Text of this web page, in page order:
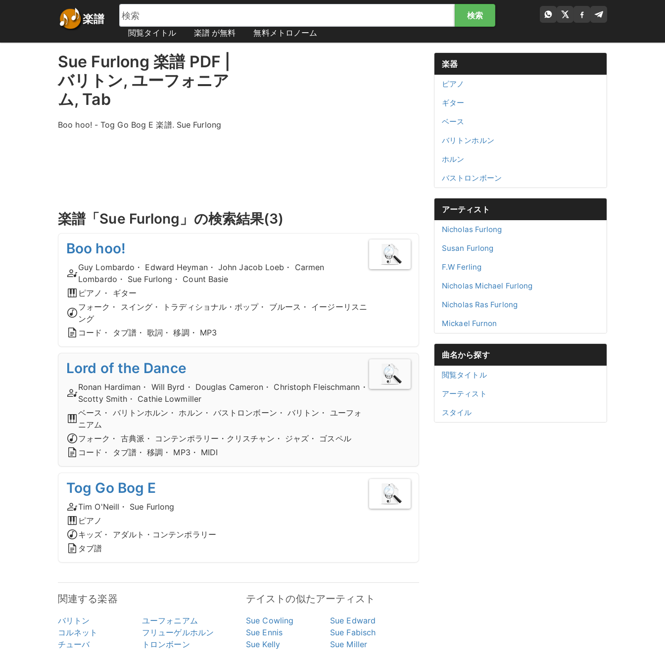
楽譜
検索
閲覧タイトル
楽譜 が無料 無料メトロノーム
Sue Furlong 楽譜 PDF |
バリトン, ユーフォニア
ム, Tab
Boo hoo! - Tog Go Bog E 楽譜. Sue Furlong
楽譜「Sue Furlong」の検索結果(3)
Boo hoo!
Guy Lombardo・ Edward Heyman・ John Jacob Loeb・ Carmen
Lombardo・ Sue Furlong・ Count Basie
ピアノ・ ギター
フォーク・ スイング・ トラディショナル・ポップ・ ブルース・ イージーリスニ
ング
コード・ タブ譜・ 歌詞・ 移調・ MP3
Lord of the Dance
Ronan Hardiman・ Will Byrd・ Douglas Cameron・ Christoph Fleischmann・
Scotty Smith・ Cathie Lowmiller
ベース・ バリトンホルン・ ホルン・ バストロンボーン・ バリトン・ ユーフォ
ニアム
フォーク・ 古典派・ コンテンポラリー・クリスチャン・ ジャズ・ ゴスペル
コード・ タブ譜・ 移調・ MP3・ MIDI
Tog Go Bog E
Tim O'Neill・ Sue Furlong
ピアノ
キッズ・ アダルト・コンテンポラリー
タブ譜
関連する楽器
バリトン
ユーフォニアム
コルネット
フリューゲルホルン
チューバ
トロンボーン
テイストの似たアーティスト
Sue Cowling
Sue Edward
Sue Ennis
Sue Fabisch
Sue Kelly
Sue Miller
楽器
ピアノ
ギター
ベース
バリトンホルン
ホルン
バストロンボーン
アーティスト
Nicholas Furlong
Susan Furlong
F.W Ferling
Nicholas Michael Furlong
Nicholas Ras Furlong
Mickael Furnon
曲名から探す
閲覧タイトル
アーティスト
スタイル